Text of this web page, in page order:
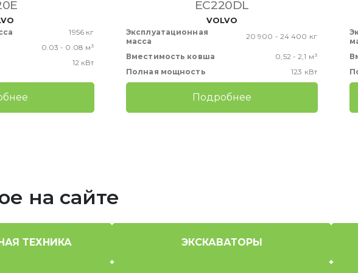
1956 кг
0.03 - 0.08 м³
12 кВт
EC220DL
VOLVO
Эксплуатационная
масса
20 900 - 24 400 кг
Вместимость ковша
0,52 - 2,1 м³
Полная мощность
123 кВт
Подробнее
на сайте
ТЕХНИКА ЭКСКАВАТОРЫ